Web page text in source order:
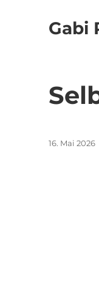
Gabi
Veröffentlicht
16. Mai 2026